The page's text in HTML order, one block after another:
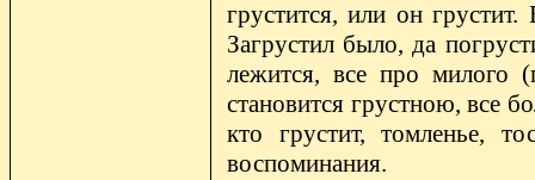
грустится, или он
Загрустил было, да
лежится, все про милого
становится грустною, все
кто грустит, томленье,
воспоминания.